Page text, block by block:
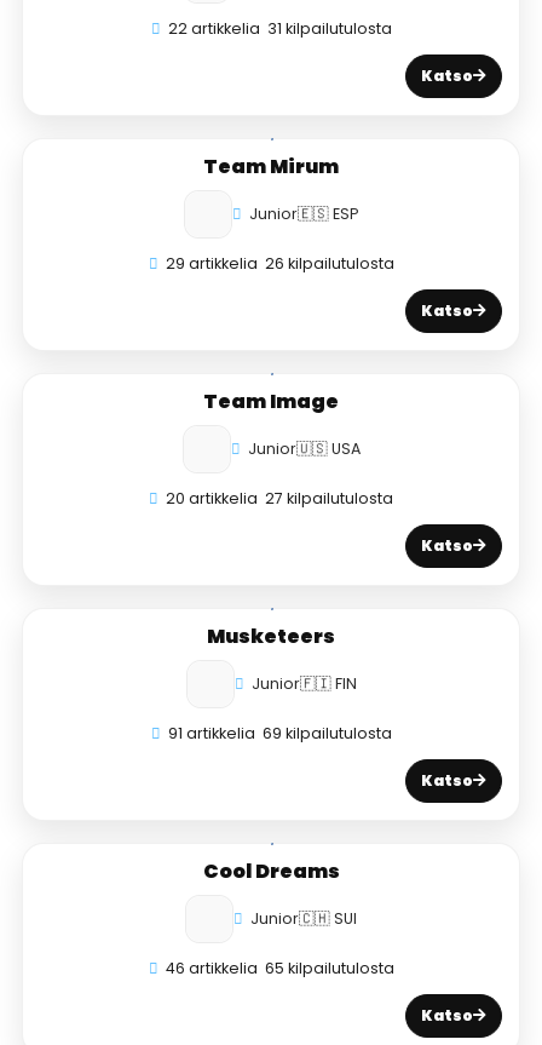
22 artikkelia 31 kilpailutulosta
Katso
Team Mirum
Junior🇪🇸 ESP
29 artikkelia 26 kilpailutulosta
Katso
Team Image
Junior🇺🇸 USA
20 artikkelia 27 kilpailutulosta
Katso
Musketeers
Junior🇫🇮 FIN
91 artikkelia 69 kilpailutulosta
Katso
Cool Dreams
Junior🇨🇭 SUI
46 artikkelia 65 kilpailutulosta
Katso